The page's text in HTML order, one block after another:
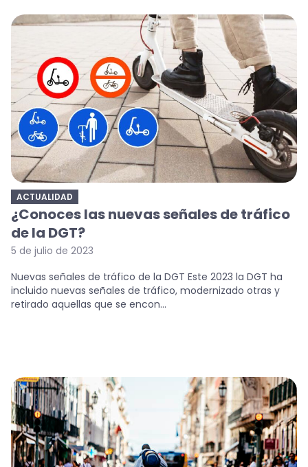
ACTUALIDAD
¿Conoces las nuevas señales de tráfico
de la DGT?
5 de julio de 2023
Nuevas señales de tráfico de la DGT Este 2023 la DGT ha
incluido nuevas señales de tráfico, modernizado otras y
retirado aquellas que se encon...